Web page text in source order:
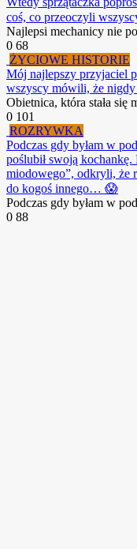
coś, co przeoczyli
Najlepsi mechanicy nie
0 68
ŻYCIOWE HISTORIE
Mój najlepszy przyjaciel
wszyscy mówili, że
Obietnica, która stała się
0 101
ROZRYWKA
Podczas gdy byłam w
poślubił swoją
miodowego”, odkryli, że
do kogoś innego… 😱
Podczas gdy byłam w
0 88